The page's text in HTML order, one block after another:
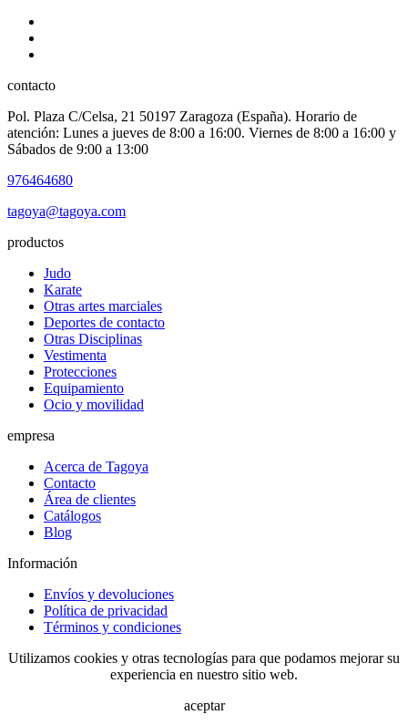
contacto
Pol. Plaza C/Celsa, 21 50197 Zaragoza (España). Horario de
atención: Lunes a jueves de 8:00 a 16:00. Viernes de 8:00 a 16:00 y
Sábados de 9:00 a 13:00
976464680
tagoya@tagoya.com
productos
Judo
Karate
Otras artes marciales
Deportes de contacto
Otras Disciplinas
Vestimenta
Protecciones
Equipamiento
Ocio y movilidad
empresa
Acerca de Tagoya
Contacto
Área de clientes
Catálogos
Blog
Información
Envíos y devoluciones
Política de privacidad
Términos y condiciones
Utilizamos cookies y otras tecnologías para que podamos mejorar su
experiencia en nuestro sitio web.
aceptar